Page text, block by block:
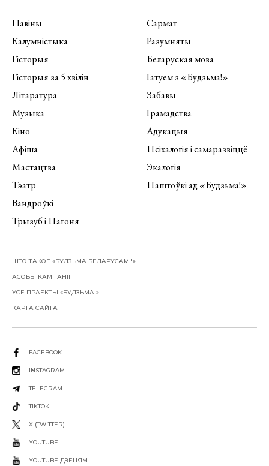
Навіны
Калумністыка
Гісторыя
Гісторыя за 5 хвілін
Літаратура
Музыка
Кіно
Афіша
Мастацтва
Тэатр
Вандроўкі
Трызуб і Пагоня
Сармат
Разумняты
Беларуская мова
Гатуем з «Будзьма!»
Забавы
Грамадства
Адукацыя
Псіхалогія і самаразвіццё
Экалогія
Паштоўкі ад «Будзьма!»
ШТО ТАКОЕ «БУДЗЬМА БЕЛАРУСАМІ!»
АСОБЫ КАМПАНІІ
УСЕ ПРАЕКТЫ «БУДЗЬМА!»
КАРТА САЙТА
FACEBOOK
INSTAGRAM
TELEGRAM
TIKTOK
X (TWITTER)
YOUTUBE
YOUTUBE ДЗЕЦЯМ